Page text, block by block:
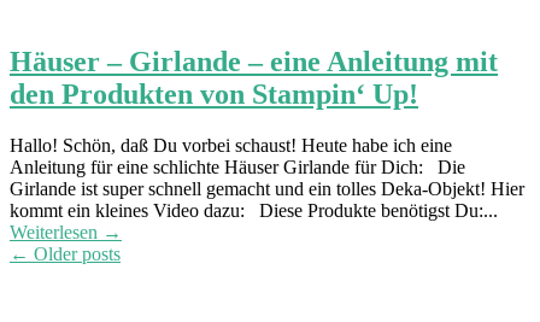
Häuser – Girlande – eine Anleitung mit
den Produkten von Stampin‘ Up!
Hallo! Schön, daß Du vorbei schaust! Heute habe ich eine
Anleitung für eine schlichte Häuser Girlande für Dich: Die
Girlande ist super schnell gemacht und ein tolles Deka-Objekt! Hier
kommt ein kleines Video dazu: Diese Produkte benötigst Du:...
Weiterlesen →
Post
← Older posts